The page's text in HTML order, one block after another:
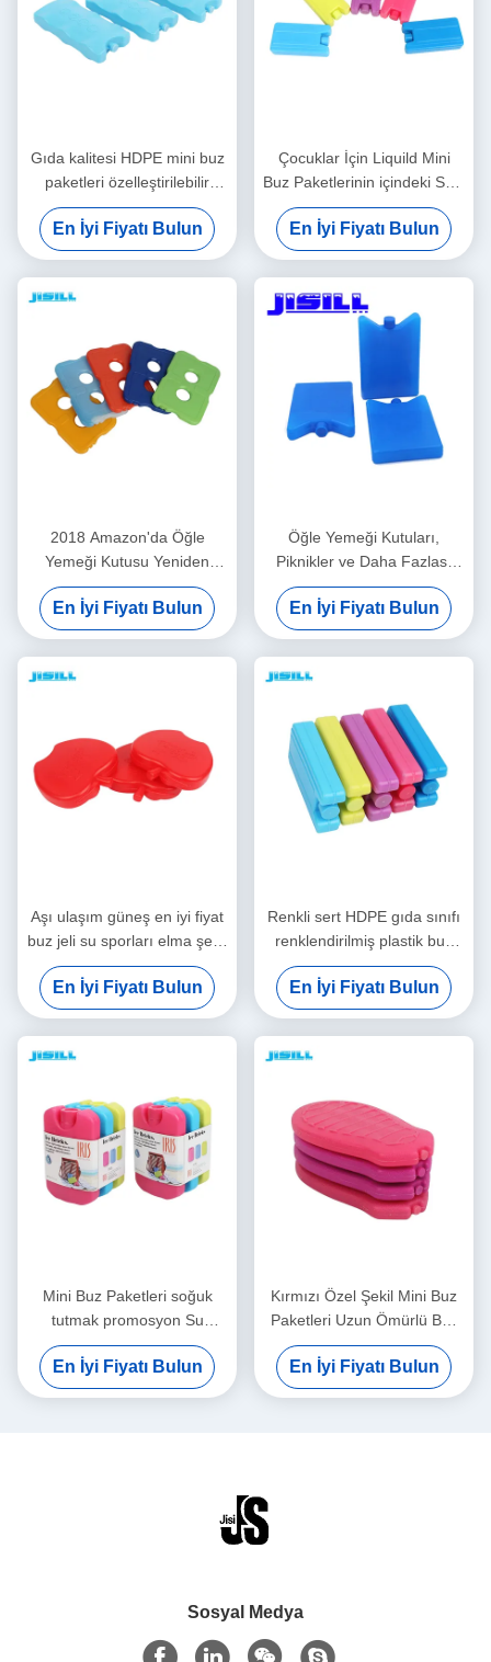
Gıda kalitesi HDPE mini buz
paketleri özelleştirilebilir
şekil/renk/boyut/baskı/paketleme
15-20 gün teslimat
En İyi Fiyatı Bulun
Çocuklar İçin Liquild Mini
Buz Paketlerinin içindeki SAP
CMC 10.8 * 5.8 * 2cm
En İyi Fiyatı Bulun
2018 Amazon'da Öğle
Yemeği Kutusu Yeniden
Kullanılabilir Gıda Sınıfı
Soğutucu Sert İnce Buz
Aküsü Öğle Yemeği Çantası
İçin Şeffaf Görünüm
En İyi Fiyatı Bulun
Öğle Yemeği Kutuları,
Piknikler ve Daha Fazlası
İçin Yiyecek ve İçecek
Soğutma İçin Mini Buz
Aküleri Kamp, Balık Tutma
ve Daha Fazlası İçin Çok
Amaçlı Taşınabilir ve
Yeniden Kullanılabilir
En İyi Fiyatı Bulun
Aşı ulaşım güneş en iyi fiyat
buz jeli su sporları elma şekli
HDPE gıda sınıfı gıda için
renklendirilmiş buz paketleri
En İyi Fiyatı Bulun
Renkli sert HDPE gıda sınıfı
renklendirilmiş plastik buz
paketleri yaygın kullanım
kullanın çocuklar öğle
yemeği için soğuk jel şişe
soğutucu tutmak
En İyi Fiyatı Bulun
Mini Buz Paketleri soğuk
tutmak promosyon Su
Kovucu faz değişim
malzemesi gıda sınıfı plastik
renklendirilmiş buz paketi
En İyi Fiyatı Bulun
Kırmızı Özel Şekil Mini Buz
Paketleri Uzun Ömürlü Buz
Paketleri İçin Tıp
En İyi Fiyatı Bulun
Sosyal Medya